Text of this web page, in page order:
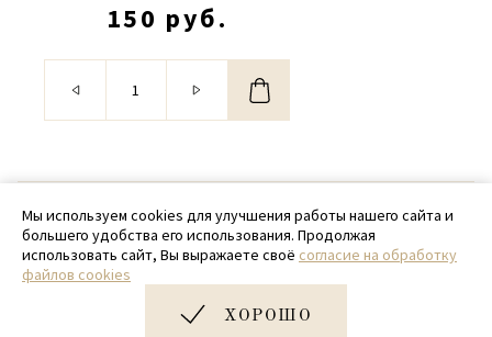
150 руб.
© 2020 - 2026 SamPack
+ 7 (918) 699-97-87
zakaz@sampack.store
Дизайн и разработка сайта
Мы используем cookies для улучшения работы нашего сайта и
большего удобства его использования. Продолжая
использовать сайт, Вы выражаете своё согласие на обработку
файлов cookies
ХОРОШО